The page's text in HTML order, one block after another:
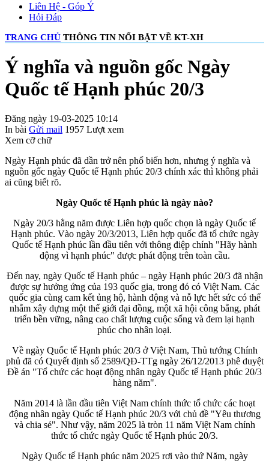
Liên Hệ - Góp Ý
Hỏi Đáp
TRANG CHỦ THÔNG TIN NỔI BẬT VỀ KT-XH
Ý nghĩa và nguồn gốc Ngày
Quốc tế Hạnh phúc 20/3
Đăng ngày 19-03-2025 10:14
In bài Gửi mail 1957 Lượt xem
Xem cỡ chữ
Ngày Hạnh phúc đã dần trở nên phổ biến hơn, nhưng ý nghĩa và
nguồn gốc ngày Quốc tế Hạnh phúc 20/3 chính xác thì không phải
ai cũng biết rõ.
Ngày Quốc tế Hạnh phúc là ngày nào?
Ngày 20/3 hằng năm được Liên hợp quốc chọn là ngày Quốc tế
Hạnh phúc. Vào ngày 20/3/2013, Liên hợp quốc đã tổ chức ngày
Quốc tế Hạnh phúc lần đầu tiên với thông điệp chính "Hãy hành
động vì hạnh phúc" được phát động trên toàn cầu.
Đến nay, ngày Quốc tế Hạnh phúc – ngày Hạnh phúc 20/3 đã nhận
được sự hưởng ứng của 193 quốc gia, trong đó có Việt Nam. Các
quốc gia cùng cam kết ủng hộ, hành động và nỗ lực hết sức có thể
nhằm xây dựng một thế giới đại đồng, một xã hội công bằng, phát
triển bền vững, nâng cao chất lượng cuộc sống và đem lại hạnh
phúc cho nhân loại.
Về ngày Quốc tế Hạnh phúc 20/3 ở Việt Nam, Thủ tướng Chính
phủ đã có Quyết định số 2589/QĐ-TTg ngày 26/12/2013 phê duyệt
Đề án "Tổ chức các hoạt động nhân ngày Quốc tế Hạnh phúc 20/3
hàng năm".
Năm 2014 là lần đầu tiên Việt Nam chính thức tổ chức các hoạt
động nhân ngày Quốc tế Hạnh phúc 20/3 với chủ đề "Yêu thương
và chia sẻ". Như vậy, năm 2025 là tròn 11 năm Việt Nam chính
thức tổ chức ngày Quốc tế Hạnh phúc 20/3.
Ngày Quốc tế Hạnh phúc năm 2025 rơi vào thứ Năm, ngày